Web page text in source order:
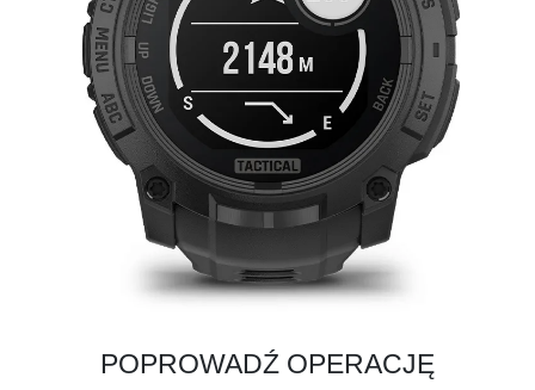
POPROWADŹ OPERACJĘ